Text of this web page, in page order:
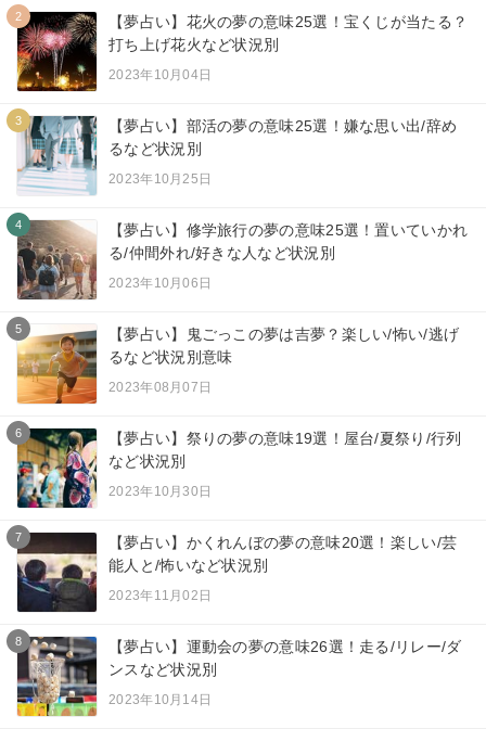
2
【夢占い】花火の夢の意味25選！宝くじが当たる？
打ち上げ花火など状況別
2023年10月04日
3
【夢占い】部活の夢の意味25選！嫌な思い出/辞め
るなど状況別
2023年10月25日
4
【夢占い】修学旅行の夢の意味25選！置いていかれ
る/仲間外れ/好きな人など状況別
2023年10月06日
5
【夢占い】鬼ごっこの夢は吉夢？楽しい/怖い/逃げ
るなど状況別意味
2023年08月07日
6
【夢占い】祭りの夢の意味19選！屋台/夏祭り/行列
など状況別
2023年10月30日
7
【夢占い】かくれんぼの夢の意味20選！楽しい/芸
能人と/怖いなど状況別
2023年11月02日
8
【夢占い】運動会の夢の意味26選！走る/リレー/ダ
ンスなど状況別
2023年10月14日